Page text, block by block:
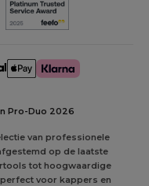
Pro-Duo 2026
van professionele
op de laatste
tot hoogwaardige
voor kappers en